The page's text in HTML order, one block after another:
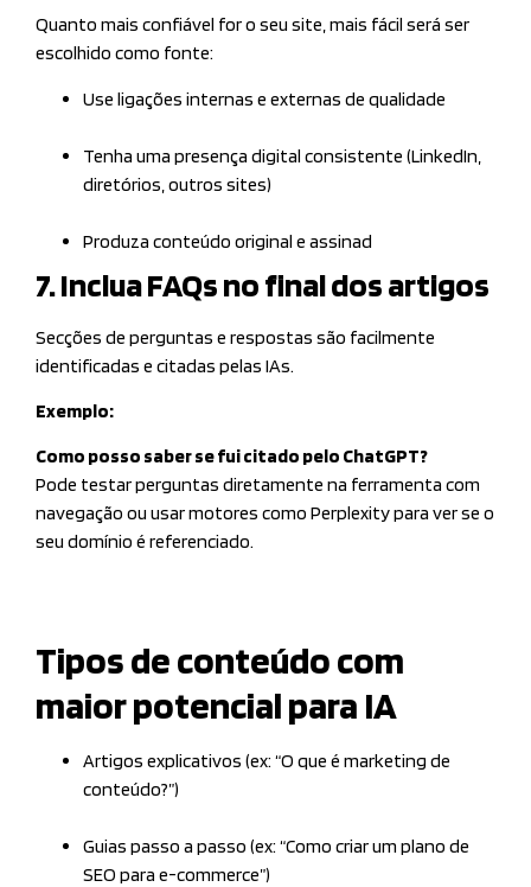
Quanto mais confiável for o seu site, mais fácil será ser
escolhido como fonte:
Use ligações internas e externas de qualidade
Tenha uma presença digital consistente (LinkedIn,
diretórios, outros sites)
Produza conteúdo original e assinad
7. Inclua FAQs no final dos artigos
Secções de perguntas e respostas são facilmente
identificadas e citadas pelas IAs.
Exemplo:
Como posso saber se fui citado pelo ChatGPT?
Pode testar perguntas diretamente na ferramenta com
navegação ou usar motores como Perplexity para ver se o
seu domínio é referenciado.
Tipos de conteúdo com
maior potencial para IA
Artigos explicativos (ex: “O que é marketing de
conteúdo?”)
Guias passo a passo (ex: “Como criar um plano de
SEO para e-commerce”)